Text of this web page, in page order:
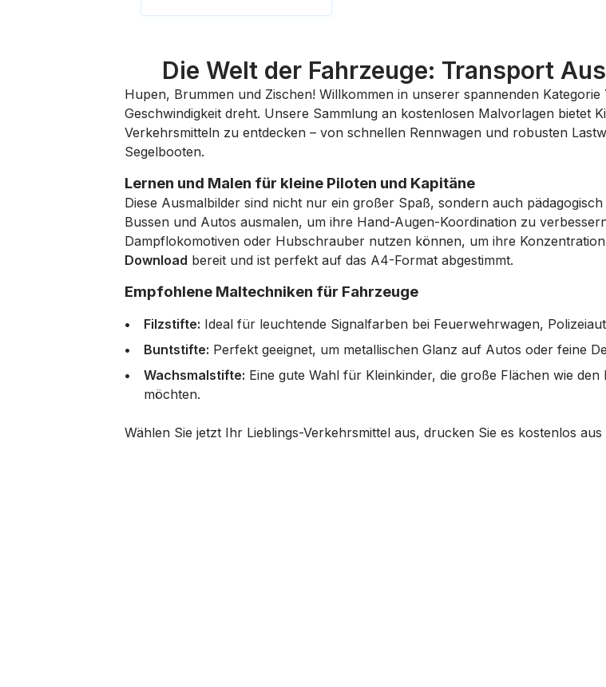
Die Welt der Fahrzeuge: Transport
Hupen, Brummen und Zischen! Willkommen in unserer spannenden Kategorie
Geschwindigkeit dreht. Unsere Sammlung an kostenlosen Malvorlagen bietet
Verkehrsmitteln zu entdecken – von schnellen Rennwagen und robusten
Segelbooten.
Lernen und Malen für kleine Piloten und Kapitäne
Diese Ausmalbilder sind nicht nur ein großer Spaß, sondern auch
Bussen und Autos ausmalen, um ihre Hand-Augen-Koordination zu
Dampflokomotiven oder Hubschrauber nutzen können, um ihre
Download bereit und ist perfekt auf das A4-Format abgestimmt.
Empfohlene Maltechniken für Fahrzeuge
Filzstifte: Ideal für leuchtende Signalfarben bei Feuerwehrwagen,
Buntstifte: Perfekt geeignet, um metallischen Glanz auf Autos oder feine
Wachsmalstifte: Eine gute Wahl für Kleinkinder, die große Flächen wie
möchten.
Wählen Sie jetzt Ihr Lieblings-Verkehrsmittel aus, drucken Sie es kostenlos